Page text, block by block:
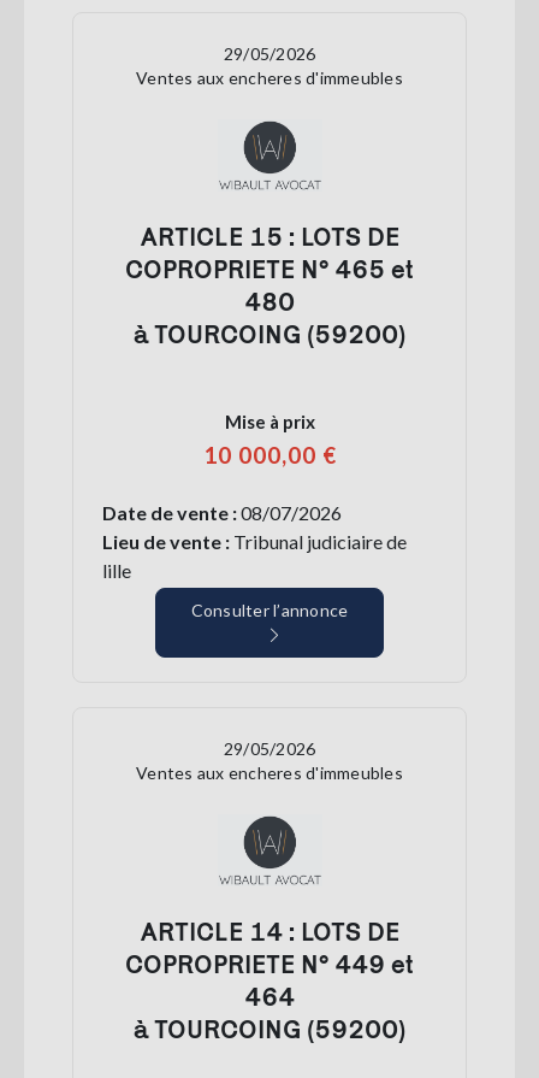
29/05/2026
Ventes aux encheres d'immeubles
ARTICLE 15 : LOTS DE
COPROPRIETE N° 465 et
480
à TOURCOING (59200)
Mise à prix
10 000,00 €
Date de vente :08/07/2026
Lieu de vente : Tribunal judiciaire de
lille
Consulter l’annonce
29/05/2026
Ventes aux encheres d'immeubles
ARTICLE 14 : LOTS DE
COPROPRIETE N° 449 et
464
à TOURCOING (59200)